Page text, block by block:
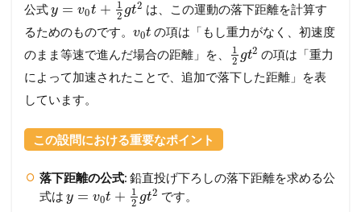
公式y = v0t +
1
2 gt2 は、この運動の落下距離を計算す
るためのものです。 v0t の項は「もし重力がなく、初速度
のまま等速で進んだ場合の距離」を、
1
2 gt2 の項は「重力
によって加速されたことで、追加で落下した距離」を表
しています。
この設問における重要なポイント
落下距離の公式: 鉛直投げ下ろしの落下距離を求める公
式は y = v0t +
1
2 gt2 です。